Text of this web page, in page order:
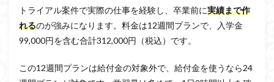
トライアル案件で実際の仕事を経験し、卒業前に実績まで作
れるのが強みになります。料金は12週間プランで、入学金
99,000円を含む合計312,000円（税込）です。
この12週間プランは給付金の対象外で、給付金を使うなら24